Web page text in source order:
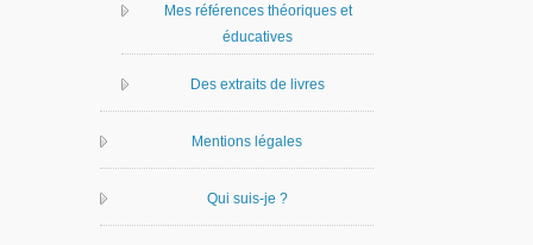
Mes références théoriques et
éducatives
Des extraits de livres
Mentions légales
Qui suis-je ?